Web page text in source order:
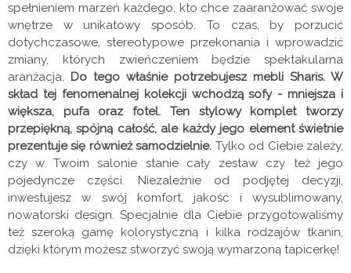
spełnieniem marzeń każdego, kto chce zaaranżować swoje
wnętrze w unikatowy sposób. To czas, by porzucić
dotychczasowe, stereotypowe przekonania i wprowadzić
zmiany, których zwieńczeniem będzie spektakularna
aranżacja.
Do tego właśnie potrzebujesz mebli Sharis. W
skład tej fenomenalnej kolekcji wchodzą sofy - mniejsza i
większa, pufa oraz fotel. Ten stylowy komplet tworzy
przepiękną, spójną całość, ale każdy jego element świetnie
prezentuje się również samodzielnie. Tylko od Ciebie zależy,
czy w Twoim salonie stanie cały zestaw czy też jego
pojedyncze części. Niezależnie od podjętej decyzji,
inwestujesz w swój komfort, jakość i wysublimowany,
nowatorski design. Specjalnie dla Ciebie przygotowaliśmy
też szeroką gamę kolorystyczną i kilka rodzajów tkanin,
dzięki którym możesz stworzyć swoją wymarzoną tapicerkę!